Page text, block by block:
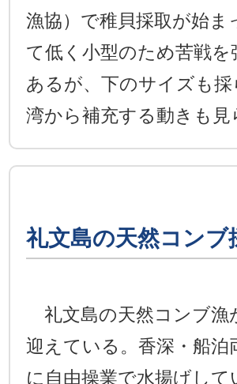
漁協）で稚貝採取が始
て低く小型のため苦戦
あるが、下のサイズも
湾から補充する動きも見
礼文島の天然コンブ
礼文島の天然コンブ漁
迎えている。香深・船泊
に自由操業で水揚げして